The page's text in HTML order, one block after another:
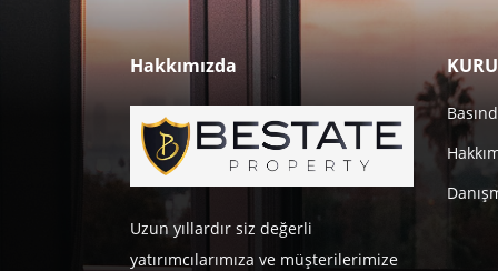
Hakkımızda
Uzun yıllardır siz değerli
yatırımcılarımıza ve müşterilerimize